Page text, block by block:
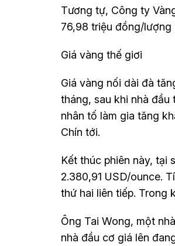
Tương tự, Công ty
76,98 triệu đồng/lượng
Giá vàng thế giơi
Giá vàng nối dài đà
tháng, sau khi nhà
nhân tố làm gia tăng
Chín tới.
Kết thúc phiên này, tại
2.380,91 USD/ounce.
thứ hai liên tiếp. Trong
Ông Tai Wong, một
nhà đầu cơ giá lên